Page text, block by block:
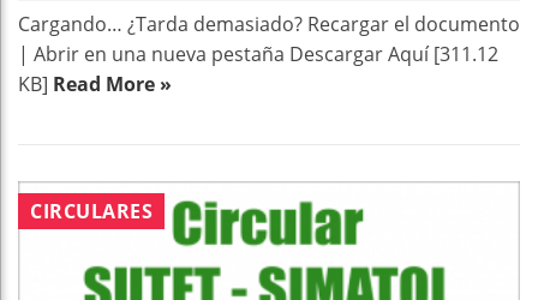
Cargando… ¿Tarda demasiado? Recargar el documento
| Abrir en una nueva pestaña Descargar Aquí [311.12
KB] Read More »
CIRCULARES